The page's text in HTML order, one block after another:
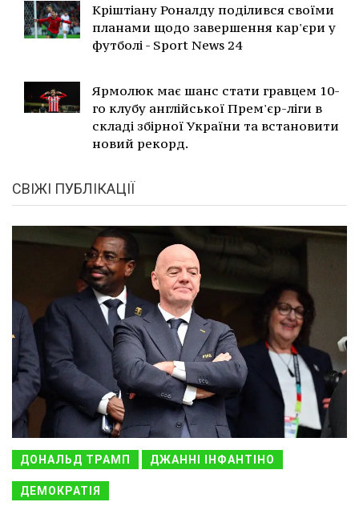
Кріштіану Роналду поділився своїми
планами щодо завершення кар'єри у
футболі - Sport News 24
Ярмолюк має шанс стати гравцем 10-
го клубу англійської Прем'єр-ліги в
складі збірної України та встановити
новий рекорд.
СВІЖІ ПУБЛІКАЦІЇ
ДОНАЛЬД ТРАМП ДЖАННІ ІНФАНТІНО
ДЕМОКРАТІЯ